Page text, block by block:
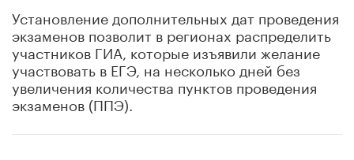
Установление дополнительных дат проведения
экзаменов позволит в регионах распределить
участников ГИА, которые изъявили желание
участвовать в ЕГЭ, на несколько дней без
увеличения количества пунктов проведения
экзаменов (ППЭ).